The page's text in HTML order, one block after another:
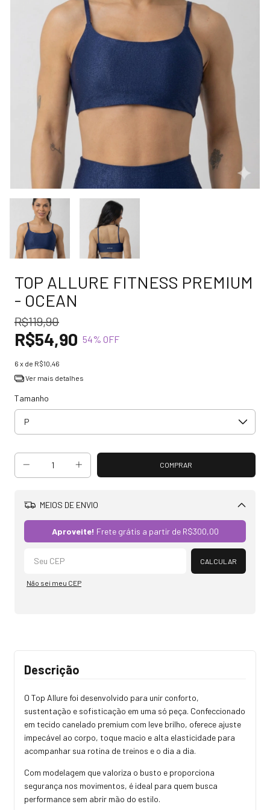
TOP ALLURE FITNESS PREMIUM
- OCEAN
R$119,90
R$54,90 54% OFF
6 x de R$10,46
Ver mais detalhes
Tamanho
MEIOS DE ENVIO
Aproveite! Frete grátis a partir de R$300,00
CALCULAR
Não sei meu CEP
Descrição
O Top Allure foi desenvolvido para unir conforto,
sustentação e sofisticação em uma só peça. Confeccionado
em tecido canelado premium com leve brilho, oferece ajuste
impecável ao corpo, toque macio e alta elasticidade para
acompanhar sua rotina de treinos e o dia a dia.
Com modelagem que valoriza o busto e proporciona
segurança nos movimentos, é ideal para quem busca
performance sem abrir mão do estilo.